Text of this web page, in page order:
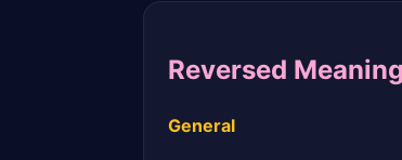
Reversed Meaning
General